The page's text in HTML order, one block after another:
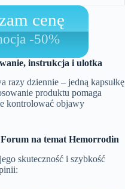
cenę
-50%
instrukcja i ulotka
razy dziennie – jedną kapsułkę
produktu pomaga
kontrolować objawy
na temat Hemorrodin
skuteczność i szybkość